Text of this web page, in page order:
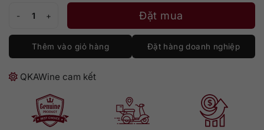
Đặt mua
Thêm vào giỏ hàng Đặt hàng doanh nghiệp
QKAWine cam kết